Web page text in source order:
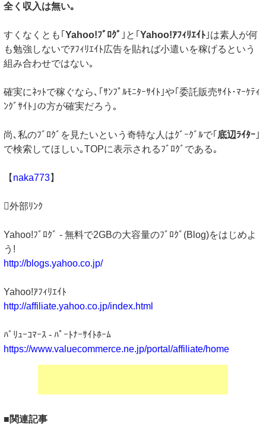
全く収入は無い｡
すくなくとも｢ Yahoo!ﾌﾞﾛｸﾞ ｣と｢ Yahoo!ｱﾌｨﾘｴｲﾄ ｣は素人が何
も勉強しないでｱﾌｨﾘｴｲﾄ広告を貼れば小遣いを稼げるという
組み合わせではない｡
確実にﾈｯﾄで稼ぐなら､｢ｻﾝﾌﾟﾙﾓﾆﾀｰｻｲﾄ｣や｢委託販売ｻｲﾄ･ﾏｰｹﾃｨ
ﾝｸﾞｻｲﾄ｣の方が確実だろう｡
尚､私のﾌﾞﾛｸﾞを見たいという奇特な人はｸﾞｰｸﾞﾙで｢ 底辺ﾗｲﾀｰ ｣
で検索してほしい｡TOPに表示されるﾌﾞﾛｸﾞである｡
【 naka773】
外部ﾘﾝｸ
Yahoo!ﾌﾞﾛｸﾞ - 無料で2GBの大容量のﾌﾞﾛｸﾞ(Blog)をはじめよ
う!
http://blogs.yahoo.co.jp/
Yahoo!ｱﾌｨﾘｴｲﾄ
http://affiliate.yahoo.co.jp/index.html
ﾊﾞﾘｭｰｺﾏｰｽ - ﾊﾟｰﾄﾅｰｻｲﾄﾎｰﾑ
https://www.valuecommerce.ne.jp/portal/affiliate/home
■関連記事